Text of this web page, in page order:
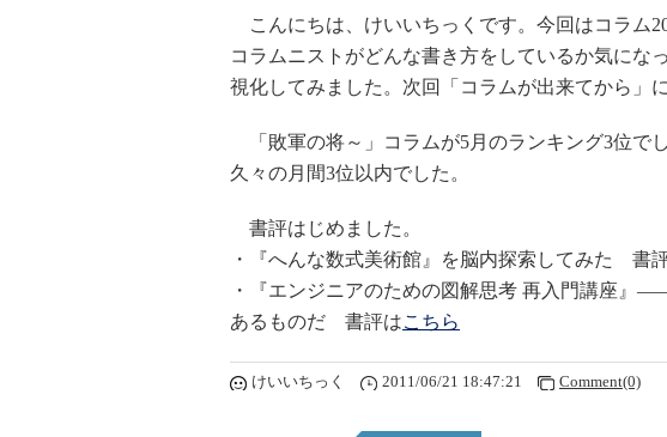
こんにちは、けいいちっくです。今回はコラム
コラムニストがどんな書き方をしているか気にな
視化してみました。次回「コラムが出来てから」
「敗軍の将～」コラムが5月のランキング3位で
久々の月間3位以内でした。
書評はじめました。
・『へんな数式美術館』を脳内探索してみた 書
・『エンジニアのための図解思考 再入門講座』
あるものだ 書評はこちら
けいいちっく 2011/06/21 18:47:21 Comment(0)